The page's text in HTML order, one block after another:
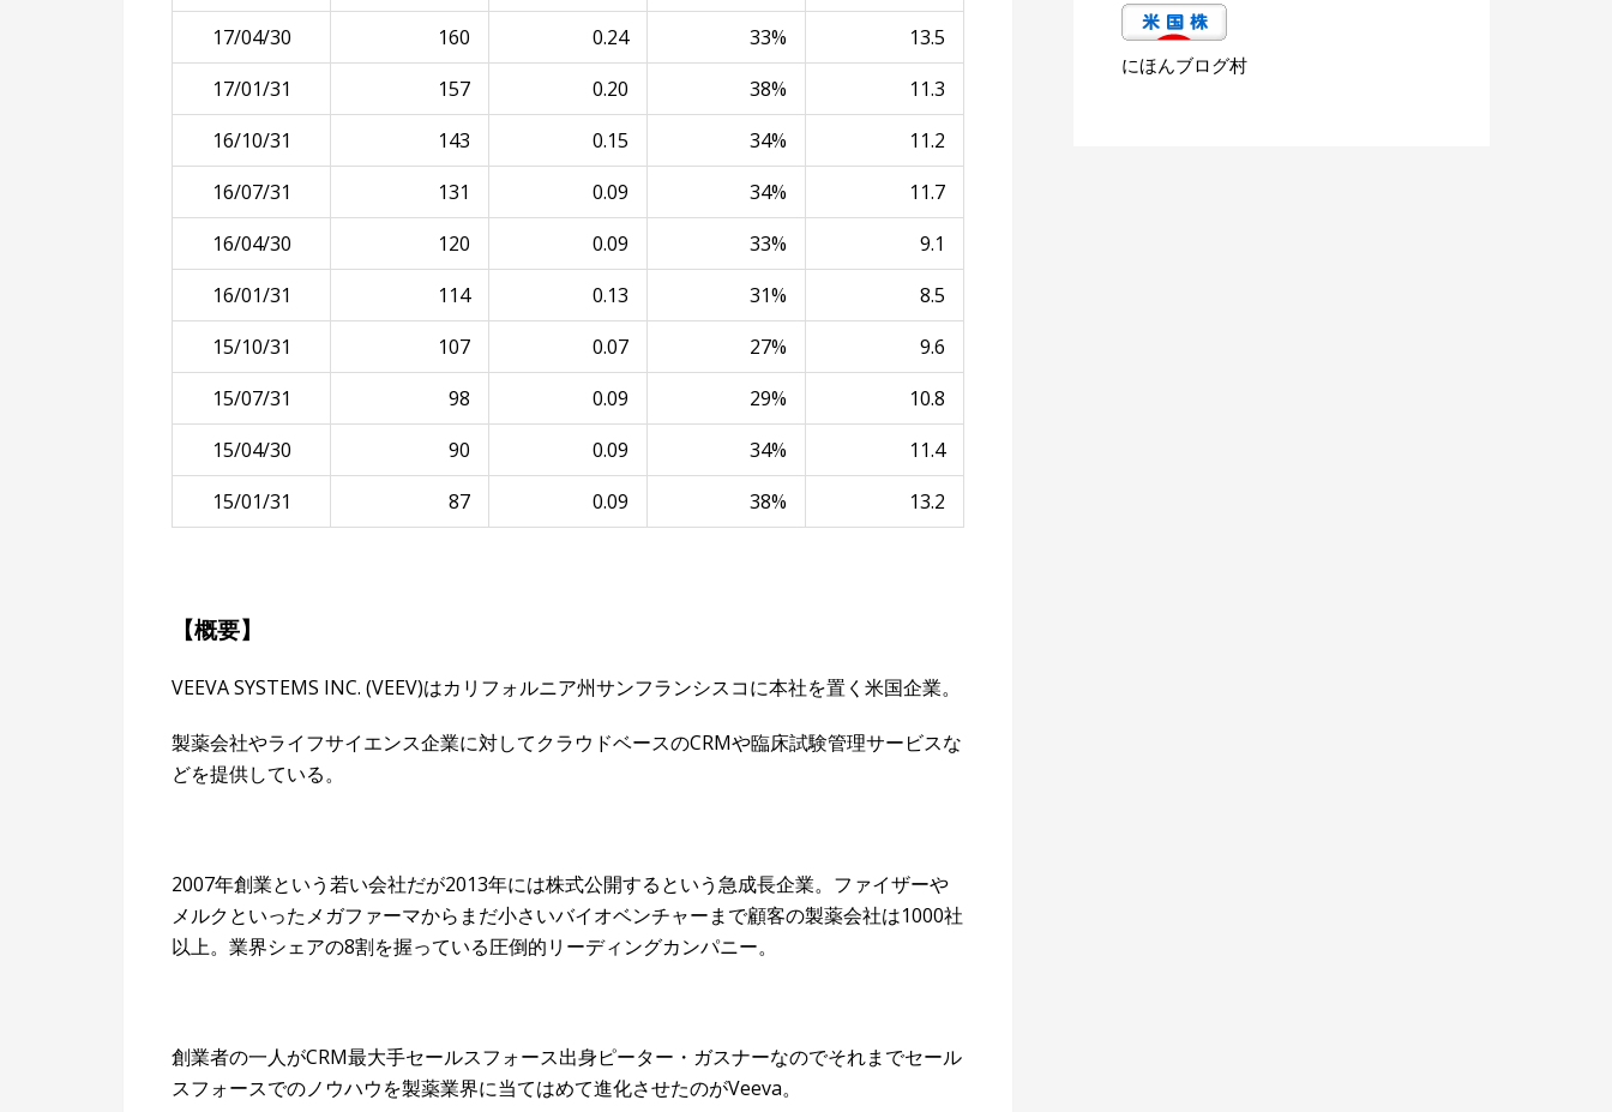
17/04/30
160 0.24 33%
13.5
17/01/31
157 0.20 38%
11.3
16/10/31
143 0.15 34%
11.2
16/07/31
131 0.09 34%
11.7
16/04/30
120 0.09 33%
9.1
16/01/31
114 0.13 31%
8.5
15/10/31
107 0.07 27%
9.6
15/07/31
98 0.09 29%
10.8
15/04/30
90 0.09 34%
11.4
15/01/31
87 0.09 38% 13.2
【概要】
VEEVA SYSTEMS INC. (VEEV)はカリフォルニア州サンフランシスコに本社を置く米国企業。
製薬会社やライフサイエンス企業に対してクラウドベースのCRMや臨床試験管理サービスな
どを提供している。
2007年創業という若い会社だが2013年には株式公開するという急成長企業。ファイザーや
メルクといったメガファーマからまだ小さいバイオベンチャーまで顧客の製薬会社は1000社
以上。業界シェアの8割を握っている圧倒的リーディングカンパニー。
創業者の一人がCRM最大手セールスフォース出身ピーター・ガスナーなのでそれまでセール
スフォースでのノウハウを製薬業界に当てはめて進化させたのがVeeva。
にほんブログ村